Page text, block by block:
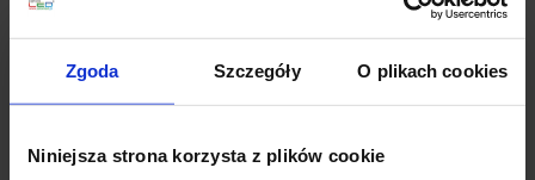
Zgoda Szczegóły O plikach cookies
Niniejsza strona korzysta z plików cookie
Opis